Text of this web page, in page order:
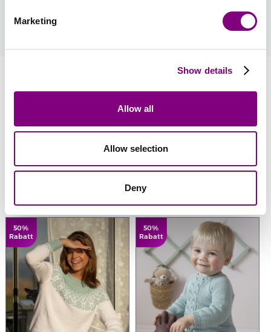
Marketing
Show details
Allow all
Allow selection
Deny
läs mer
Se fler stickpaket i denna garnfärg
50%
Rabatt
50%
Rabatt